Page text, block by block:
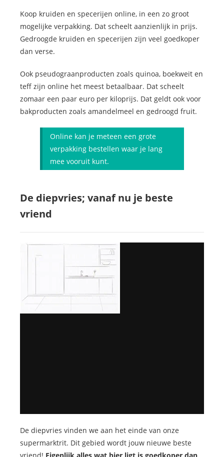
Koop kruiden en specerijen online, in een zo groot
mogelijke verpakking. Dat scheelt aanzienlijk in prijs.
Gedroogde kruiden en specerijen zijn veel goedkoper
dan verse.
Ook pseudograanproducten zoals quinoa, boekweit en
teff zijn online het meest betaalbaar. Dat scheelt
zomaar een paar euro per kiloprijs. Dat geldt ook voor
bakproducten zoals amandelmeel en gedroogd fruit.
Online kan je meteen een grote
verpakking bestellen waar je lang
mee vooruit kunt.
De diepvries; vanaf nu je beste
vriend
De diepvries vinden we aan het einde van onze
supermarktrit. Dit gebied wordt jouw nieuwe beste